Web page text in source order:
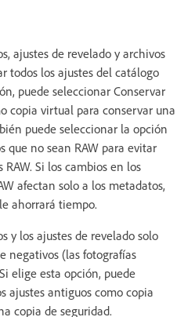
ajustes de revelado y archivos
todos los ajustes del catálogo
puede seleccionar Conservar
copia virtual para conservar una
puede seleccionar la opción
que no sean RAW para evitar
Si los cambios en los
afectan solo a los metadatos,
ahorrará tiempo.
y los ajustes de revelado solo
negativos (las fotografías
elige esta opción, puede
ajustes antiguos como copia
copia de seguridad.